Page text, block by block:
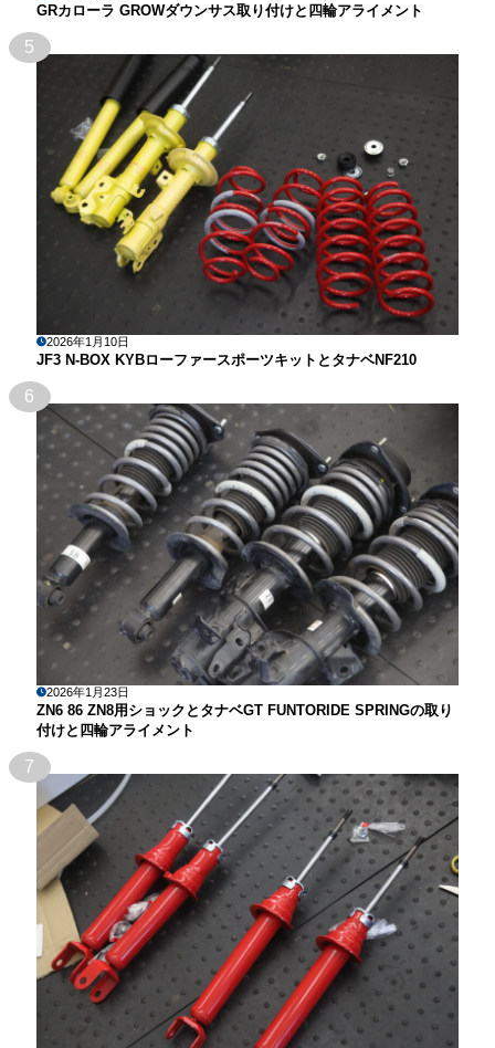
GRカローラ GROWダウンサス取り付けと四輪アライメント
5
2026年1月10日
JF3 N-BOX KYBローファースポーツキットとタナベNF210
6
2026年1月23日
ZN6 86 ZN8用ショックとタナベGT FUNTORIDE SPRINGの取り
付けと四輪アライメント
7